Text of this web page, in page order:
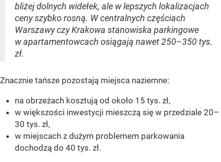
bliżej dolnych widełek, ale w lepszych lokalizacjach
ceny szybko rosną. W centralnych częściach
Warszawy czy Krakowa stanowiska parkingowe
w apartamentowcach osiągają nawet 250–350 tys.
zł.
Znacznie tańsze pozostają miejsca naziemne:
na obrzeżach kosztują od około 15 tys. zł,
w większości inwestycji mieszczą się w przedziale 20–
30 tys. zł,
w miejscach z dużym problemem parkowania
dochodzą do 40 tys. zł.